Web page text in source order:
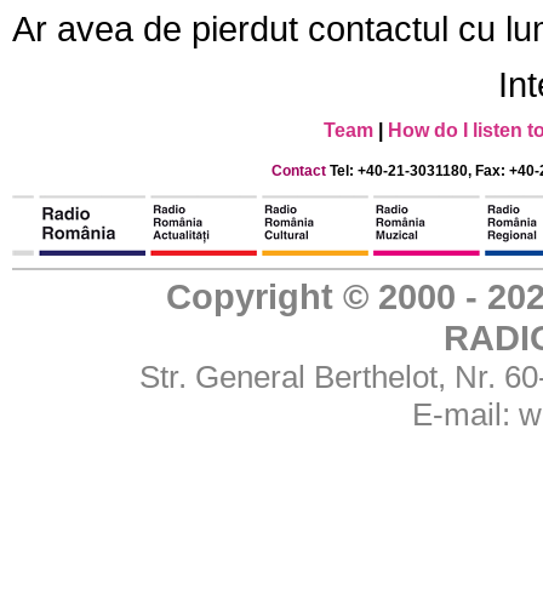
Ar avea de pierdut contactul cu
Team How do I listen
Contact Tel: +40-21-3031180, Fax:
Copyright © 2000 -
Str. General Berthelot, Nr.
E-mail: